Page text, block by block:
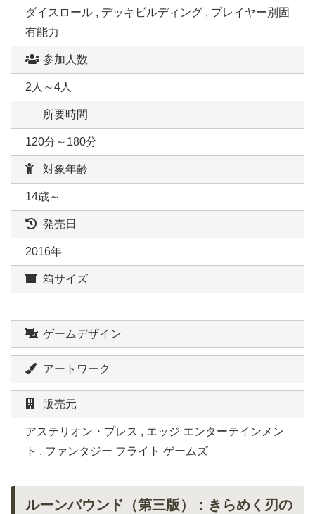
ダイスロール , デッキビルディング , プレイヤー別固
有能力
参加人数
2人～4人
所要時間
120分～180分
対象年齢
14歳～
発売日
2016年
箱サイズ
ゲームデザイン
アートワーク
販売元
アステリオン・プレス , エッジ エンターテインメン
ト , ファンタジー フライト ゲームズ
ルーンバウンド（第三版）：きらめく刃の